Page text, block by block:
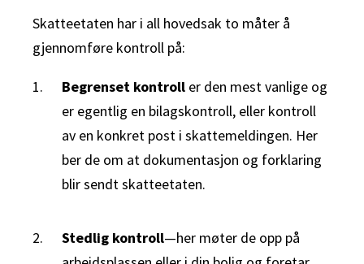
Skatteetaten har i all hovedsak to måter å
gjennomføre kontroll på:
Begrenset kontroll er den mest vanlige og
er egentlig en bilagskontroll, eller kontroll
av en konkret post i skattemeldingen. Her
ber de om at dokumentasjon og forklaring
blir sendt skatteetaten.
Stedlig kontroll—her møter de opp på